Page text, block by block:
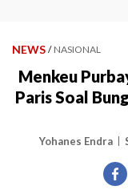
NEWS / NASIONAL
Menkeu
Paris Soal
Yohanes Endra